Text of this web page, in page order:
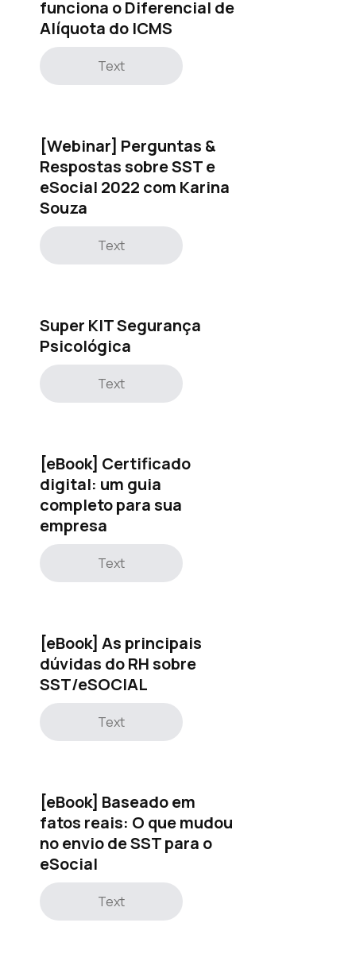
funciona o Diferencial de
Alíquota do ICMS
Text
[Webinar] Perguntas &
Respostas sobre SST e
eSocial 2022 com Karina
Souza
Text
Super KIT Segurança
Psicológica
Text
[eBook] Certificado
digital: um guia
completo para sua
empresa
Text
[eBook] As principais
dúvidas do RH sobre
SST/eSOCIAL
Text
[eBook] Baseado em
fatos reais: O que mudou
no envio de SST para o
eSocial
Text